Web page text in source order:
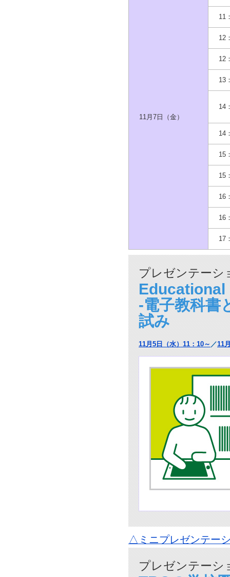
11月7日（金）
11
12
12
13
14
14
15
15
16
16
17
プレゼンテーシ
-電子教科書
試み
11月5日（水）11：10～ ／11
△ミニプレゼンテー
プレゼンテーシ